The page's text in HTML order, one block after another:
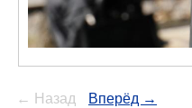
← Назад Вперёд →